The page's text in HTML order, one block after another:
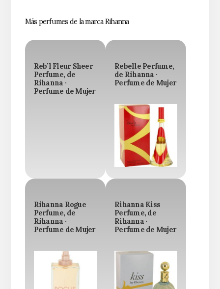
Más perfumes de la marca Rihanna
Reb’l Fleur Sheer
Perfume, de
Rihanna ·
Perfume de Mujer
Rebelle Perfume,
de Rihanna ·
Perfume de Mujer
Rihanna Rogue
Perfume, de
Rihanna ·
Perfume de Mujer
Rihanna Kiss
Perfume, de
Rihanna ·
Perfume de Mujer